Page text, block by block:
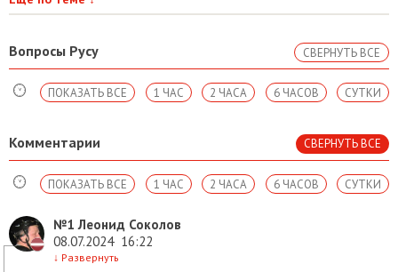
Вопросы Русу СВЕРНУТЬ ВСЕ
СУТКИ
6 ЧАСОВ
2 ЧАСА
1 ЧАС
ПОКАЗАТЬ ВСЕ
Комментарии СВЕРНУТЬ ВСЕ
СУТКИ
6 ЧАСОВ
2 ЧАСА
1 ЧАС
ПОКАЗАТЬ ВСЕ
№1 Леонид Соколов
08.07.2024 16:22
↓ Развернуть